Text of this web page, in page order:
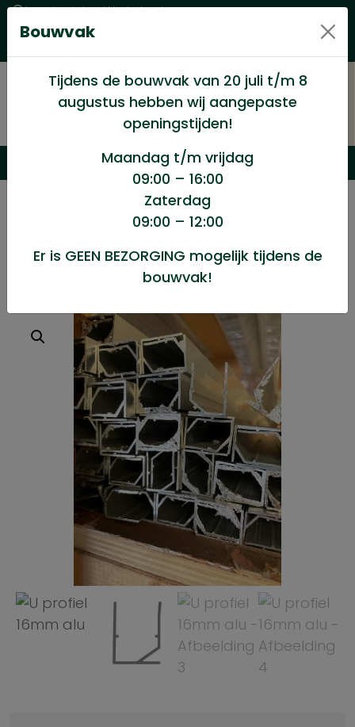
Levering in heel Nederland
Goede kwaliteitsproducten met een eerlijke prijs
Polycarbonaatplaten
U profiel 16mm alu
Bouwvak
Tijdens de bouwvak van 20 juli t/m 8
augustus hebben wij aangepaste
openingstijden!
Maandag t/m vrijdag
09:00 – 16:00
Zaterdag
09:00 – 12:00
Er is GEEN BEZORGING mogelijk tijdens de
bouwvak!